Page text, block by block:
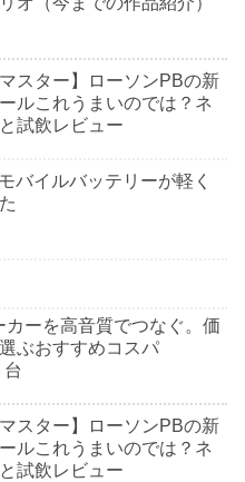
マスター】ローソンPBの新
ルこれうまいのでは？ネ
試飲レビュー
バイルバッテリーが軽く
カーを高音質でつなぐ。価
ぶおすすめコスパ
マスター】ローソンPBの新
ルこれうまいのでは？ネ
試飲レビュー